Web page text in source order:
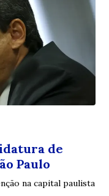
de
Paulo
na capital paulista